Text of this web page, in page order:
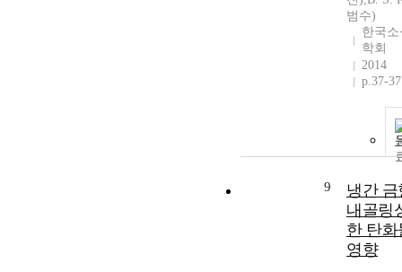
범수)
한국
학회
2014
p.37-37
9
냉간 금
내골링
한 탄화
영향